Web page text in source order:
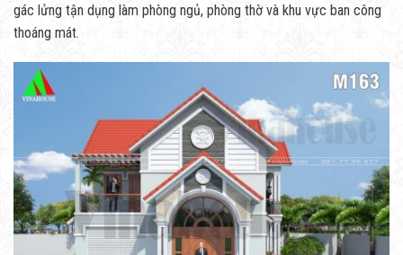
gác lửng tận dụng làm phòng ngủ, phòng thờ và khu vực ban công
thoáng mát.